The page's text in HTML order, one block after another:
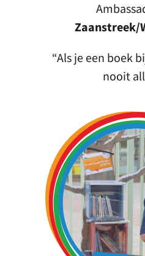
Zaanstreek/
Als je een boek
nooit